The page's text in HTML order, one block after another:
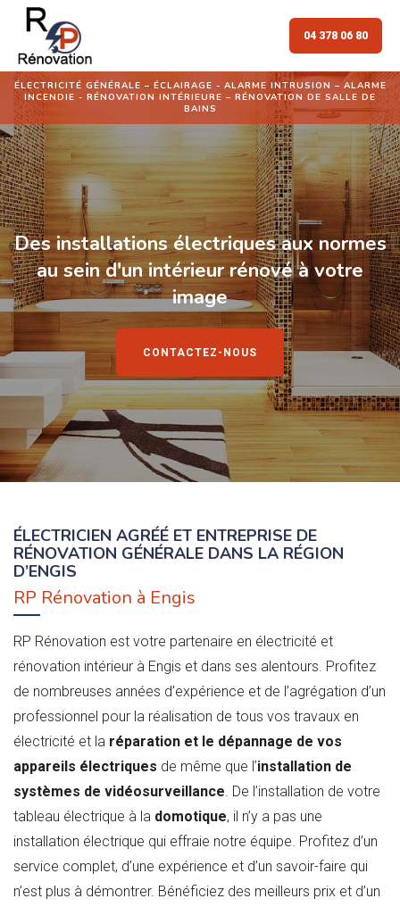
04 378 06 80
ÉLECTRICITÉ GÉNÉRALE – ÉCLAIRAGE - ALARME INTRUSION – ALARME
INCENDIE - RÉNOVATION INTÉRIEURE – RÉNOVATION DE SALLE DE
BAINS
Des installations électriques aux normes
au sein d'un intérieur rénové à votre
image
CONTACTEZ-NOUS
ÉLECTRICIEN AGRÉÉ ET ENTREPRISE DE
RÉNOVATION GÉNÉRALE DANS LA RÉGION
D’ENGIS
RP Rénovation à Engis
RP Rénovation est votre partenaire en électricité et
rénovation intérieur à Engis et dans ses alentours. Profitez
de nombreuses années d’expérience et de l’agrégation d’un
professionnel pour la réalisation de tous vos travaux en
électricité et la réparation et le dépannage de vos
appareils électriques de même que l’installation de
systèmes de vidéosurveillance. De l’installation de votre
tableau électrique à la domotique, il n’y a pas une
installation électrique qui effraie notre équipe. Profitez d’un
service complet, d’une expérience et d’un savoir-faire qui
n’est plus à démontrer. Bénéficiez des meilleurs prix et d’un